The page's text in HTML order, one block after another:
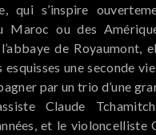
qui s’inspire
Maroc ou des
de Royaumont,
esquisses une seconde
par un trio d’une
Claude
et le violoncelliste